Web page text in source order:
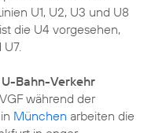
U1, U2, U3 und U8
die U4 vorgesehen,
Bahn-Verkehr
während der
München arbeiten die